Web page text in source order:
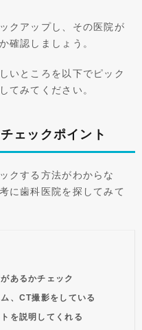
クアップし、その医院が
確認しましょう。
いところを以下でピック
てみてください。
ェックポイント
クする方法がわからな
に歯科医院を探してみて
あるかチェック
、CT撮影をしている
を説明してくれる